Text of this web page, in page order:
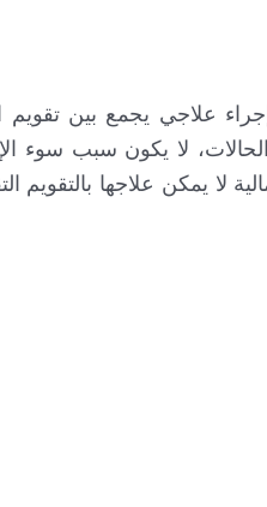
علاجي يجمع بين تقويم
لا يكون سبب سوء
لا يمكن علاجها بالتقويم